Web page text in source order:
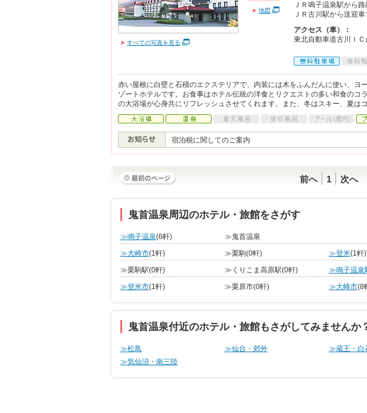
すべての写真を見る
地図
ＪＲ鳴子温泉駅から路
ＪＲ古川駅から送迎車
アクセス（車）：
東北自動車道古川ＩＣ
赤い屋根に白壁と石積のエクステリアで、内装には木をふんだんに使い、ヨ
ゾートホテルです。お食事はホテル伝統の洋食とリクエストの多い和食のコ
の大浴場が心身共にリフレッシュさせてくれます。また、冬はスキー、夏は
宿泊税に関してのご案内
前へ 1 次へ
鬼首温泉周辺のホテル・旅館をさがす
≫鳴子温泉(6軒)
≫鬼首温泉
≫大崎市(1軒) ≫栗駒(0軒) ≫登米(1軒)
≫栗駒駅(0軒) ≫くりこま高原駅(0軒) ≫鳴子温泉
≫登米市(1軒) ≫栗原市(0軒) ≫大崎市(8
鬼首温泉付近のホテル・旅館もさがしてみませんか
≫松島 ≫仙台・郊外 ≫蔵王・白
≫気仙沼・南三陸